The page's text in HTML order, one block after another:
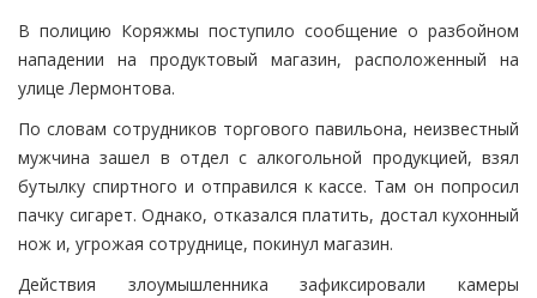
В полицию Коряжмы поступило сообщение о разбойном
нападении на продуктовый магазин, расположенный на
улице Лермонтова.
По словам сотрудников торгового павильона, неизвестный
мужчина зашел в отдел с алкогольной продукцией, взял
бутылку спиртного и отправился к кассе. Там он попросил
пачку сигарет. Однако, отказался платить, достал кухонный
нож и, угрожая сотруднице, покинул магазин.
Действия злоумышленника зафиксировали камеры